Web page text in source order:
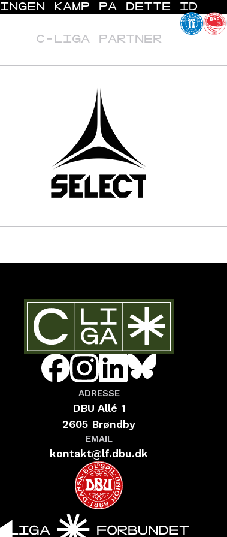
INGEN KAMP PÅ DETTE ID
C-LIGA PARTNER
ADRESSE
DBU Allé 1
2605 Brøndby
EMAIL
kontakt@lf.dbu.dk